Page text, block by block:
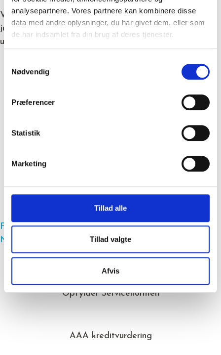
analysepartnere. Vores partnere kan kombinere disse
data med andre oplysninger, du har givet dem, eller som
de har indsamlet fra din brug af deres tjenester.
Nødvendig
Præferencer
Statistik
Marketing
Tillad alle
Tillad valgte
Afvis
Vil du med på holdet sammen med vores skønne
jubilarer? Så se vores ledige stillinger eller søg
uopfordret
fejret med sine nærmeste kolleger, blomster og en
gave, der pyntede flot om håndleddet, til sit 10 års
fejre 5 års jubilæum i Kongsvang dette efterår.
Her ses vores regionschef, Bartosz, der overrækker
ForrigeTillykke til Kongsvangs juni-jubilarer-2022
Næste
Tillykke til novembers jubilarer!
Opfylder Servicenormen
AAA kreditvurdering